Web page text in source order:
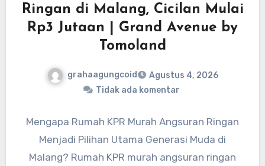
Ringan di Malang, Cicilan Mulai
Rp3 Jutaan | Grand Avenue by
Tomoland
grahaagungcoid
Agustus 4, 2026
Tidak ada komentar
Mengapa Rumah KPR Murah Angsuran Ringan
Menjadi Pilihan Utama Generasi Muda di
Malang? Rumah KPR murah angsuran ringan